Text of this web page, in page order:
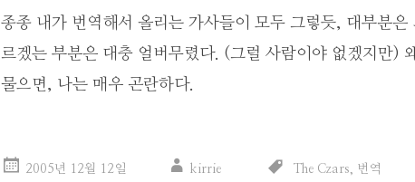
종종 내가 번역해서 올리는 가사들이 모두 그렇듯, 대부분
르겠는 부분은 대충 얼버무렸다. (그럴 사람이야 없겠지만)
물으면, 나는 매우 곤란하다.
2005년 12월 12일 kirrie The Czars 번역